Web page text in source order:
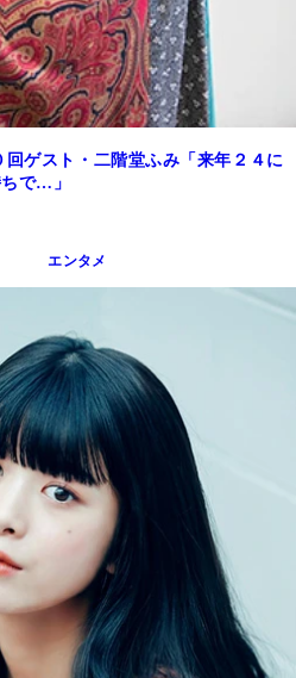
ゲスト・二階堂ふみ「来年２４に
で…」
エンタメ